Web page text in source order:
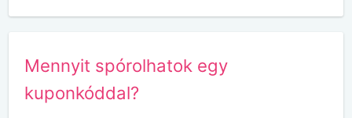
Mennyit spórolhatok egy
kuponkóddal?